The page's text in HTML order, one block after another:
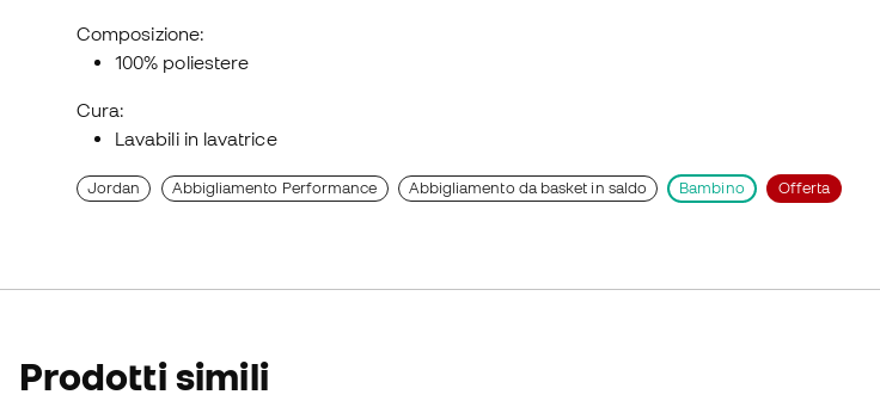
Composizione:
100% poliestere
Cura:
Lavabili in lavatrice
Jordan Abbigliamento Performance Abbigliamento da basket in saldo Bambino Offerta
Prodotti simili